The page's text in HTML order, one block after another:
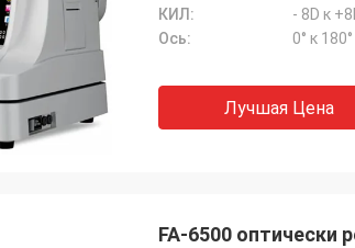
КИЛ:
‐ 8D к
Ось:
0° к 180°
Лучшая Цена
FA-6500 оптически